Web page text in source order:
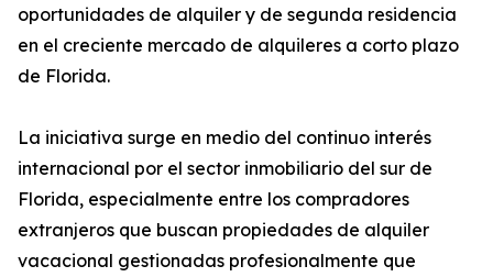
oportunidades de alquiler y de segunda residencia
en el creciente mercado de alquileres a corto plazo
de Florida.
La iniciativa surge en medio del continuo interés
internacional por el sector inmobiliario del sur de
Florida, especialmente entre los compradores
extranjeros que buscan propiedades de alquiler
vacacional gestionadas profesionalmente que